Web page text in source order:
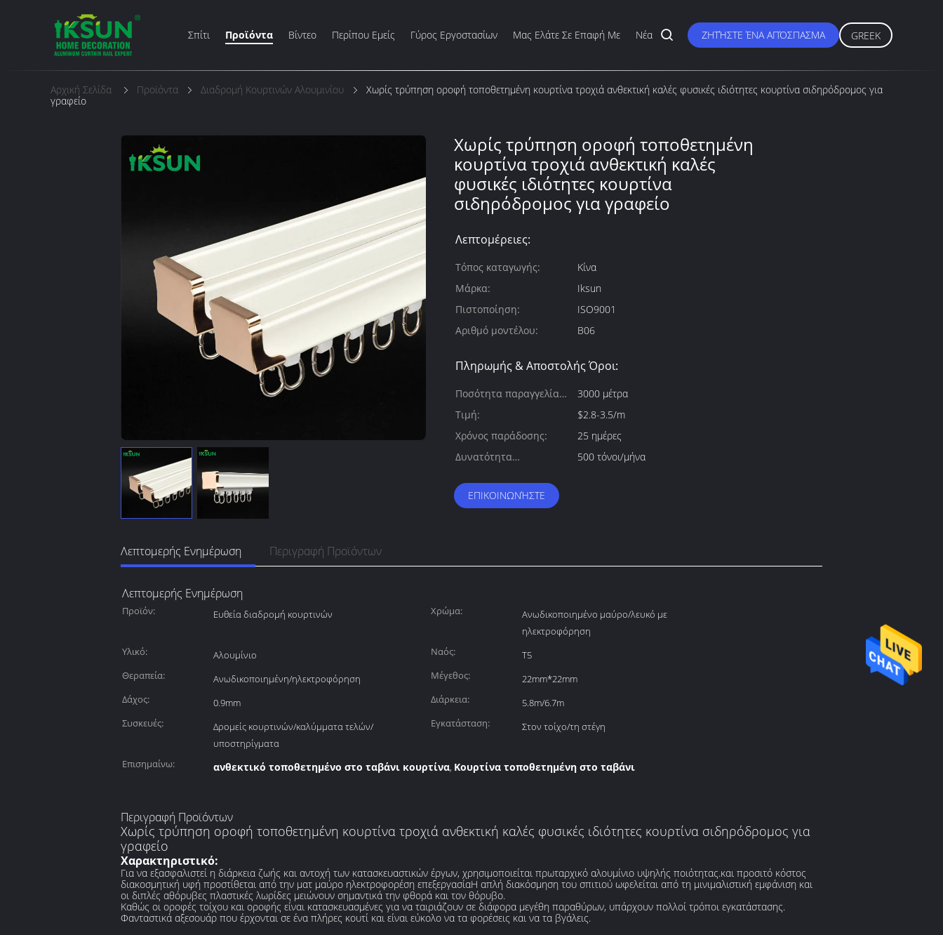
Σπίτι Προϊόντα Βίντεο Περίπου Εμείς Γύρος Εργοστασίων Μας Ελάτε Σε Επαφή Με Νέα ΖΗΤΉΣΤΕ ΈΝΑ ΑΠΌΣΠΑΣΜΑ GREEK
Αρχική Σελίδα Προϊόντα Διαδρομή Κουρτινών Αλουμινίου
Χωρίς τρύπηση οροφή τοποθετημένη κουρτίνα τροχιά ανθεκτική καλές φυσικές ιδιότητες κουρτίνα σιδηρόδρομος για
γραφείο
Χωρίς τρύπηση οροφή τοποθετημένη
κουρτίνα τροχιά ανθεκτική καλές
φυσικές ιδιότητες κουρτίνα
σιδηρόδρομος για γραφείο
Λεπτομέρειες:
Τόπος καταγωγής:
Κίνα
Μάρκα:
Iksun
Πιστοποίηση:
ISO9001
Αριθμό μοντέλου:
Β06
Πληρωμής & Αποστολής Όροι:
Ποσότητα παραγγελίας
min:
3000 μέτρα
Τιμή:
$2.8-3.5/m
Χρόνος παράδοσης:
25 ημέρες
Δυνατότητα
500 τόνοι/μήνα
ΕΠΙΚΟΙΝΩΝΉΣΤΕ
Λεπτομερής Ενημέρωση Περιγραφή Προϊόντων
Λεπτομερής Ενημέρωση
Προϊόν: Ευθεία διαδρομή κουρτινών Χρώμα:
Ανωδικοποιημένο μαύρο/λευκό με
ηλεκτροφόρηση
Υλικό:
Αλουμίνιο Ναός:
Τ5
Θεραπεία:
Ανωδικοποιημένη/ηλεκτροφόρηση Μέγεθος:
22mm*22mm
Δάχος:
0.9mm Διάρκεια:
5.8m/6.7m
Συσκευές:
Δρομείς κουρτινών/καλύμματα τελών/
υποστηρίγματα
Εγκατάσταση: Στον τοίχο/τη στέγη
Επισημαίνω: ανθεκτικό τοποθετημένο στο ταβάνι κουρτίνα, Κουρτίνα τοποθετημένη στο ταβάνι
Περιγραφή Προϊόντων
Χωρίς τρύπηση οροφή τοποθετημένη κουρτίνα τροχιά ανθεκτική καλές φυσικές ιδιότητες κουρτίνα σιδηρόδρομος για
γραφείο
Χαρακτηριστικό:
Για να εξασφαλιστεί η διάρκεια ζωής και αντοχή των κατασκευαστικών έργων, χρησιμοποιείται πρωταρχικό αλουμίνιο υψηλής ποιότητας.και προσιτό κόστος
διακοσμητική υφή προστίθεται από την ματ μαύρο ηλεκτροφορέση επεξεργασίαΗ απλή διακόσμηση του σπιτιού ωφελείται από τη μινιμαλιστική εμφάνιση και
οι διπλές αθόρυβες πλαστικές λωρίδες μειώνουν σημαντικά την φθορά και τον θόρυβο.
Καθώς οι οροφές τοίχου και οροφής είναι κατασκευασμένες για να ταιριάζουν σε διάφορα μεγέθη παραθύρων, υπάρχουν πολλοί τρόποι εγκατάστασης.
Φανταστικά αξεσουάρ που έρχονται σε ένα πλήρες κουτί και είναι εύκολο να τα φορέσεις και να τα βγάλεις.